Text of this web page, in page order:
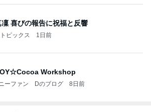
喜びの報告に祝福と反響
ピックス 1日前
Workshop
ーファン Dのブログ 8日前